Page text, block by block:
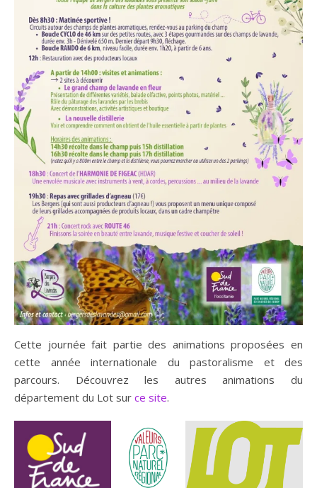
Cette journée fait partie des animations proposées en
cette année internationale du pastoralisme et des
parcours. Découvrez les autres animations du
département du Lot sur ce site.